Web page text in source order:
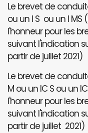
Le brevet de
ou un I S ou un I
l'honneur pour les
suivant l'indication
partir de juillet 2021)
Le brevet de
M ou un IC S ou un
l'honneur pour les
suivant l'indication
partir de juillet 2021)